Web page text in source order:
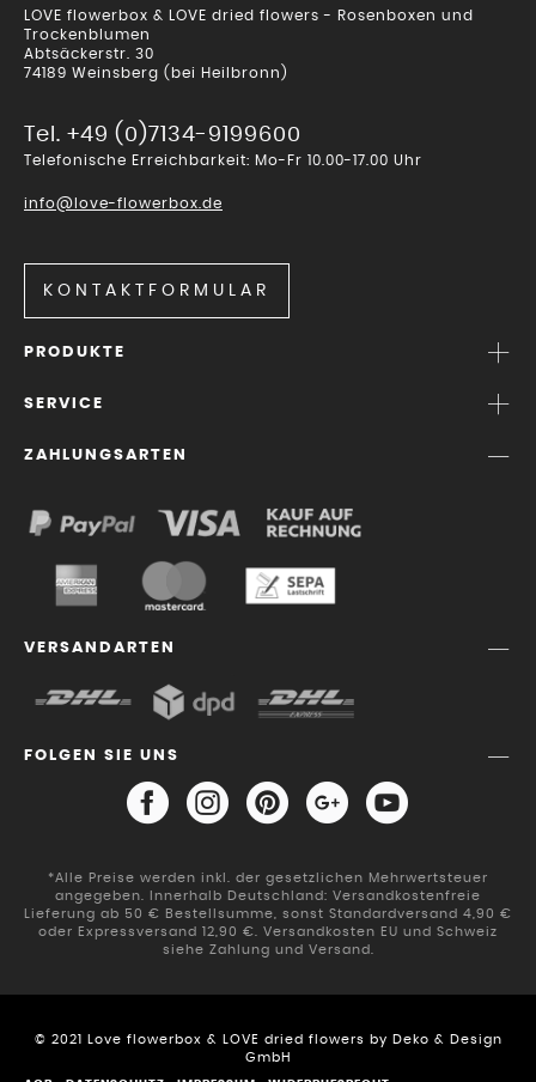
LOVE flowerbox & LOVE dried flowers - Rosenboxen und
Trockenblumen
Abtsäckerstr. 30
74189 Weinsberg (bei Heilbronn)
Tel. +49 (0)7134-9199600
Telefonische Erreichbarkeit: Mo-Fr 10.00-17.00 Uhr
info@love-flowerbox.de
KONTAKTFORMULAR
PRODUKTE
SERVICE
ZAHLUNGSARTEN
VERSANDARTEN
FOLGEN SIE UNS
*Alle Preise werden inkl. der gesetzlichen Mehrwertsteuer
angegeben. Innerhalb Deutschland: Versandkostenfreie
Lieferung ab 50 € Bestellsumme, sonst Standardversand 4,90 €
oder Expressversand 12,90 €. Versandkosten EU und Schweiz
siehe Zahlung und Versand.
© 2021 Love flowerbox & LOVE dried flowers by Deko & Design
GmbH